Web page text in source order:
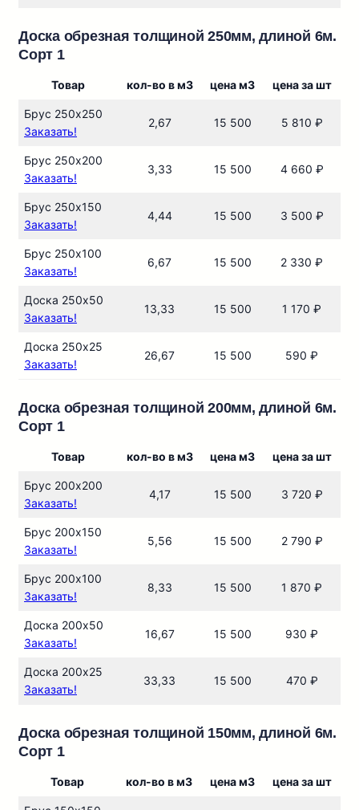
Доска обрезная толщиной 250мм, длиной 6м.
Сорт 1
Товар кол-во в м3 цена м3 цена за шт
Брус 250х250
Заказать!
2,67 15 500 5 810 ₽
Брус 250х200
Заказать!
3,33 15 500 4 660 ₽
Брус 250х150
Заказать!
4,44 15 500 3 500 ₽
Брус 250х100
Заказать!
6,67 15 500 2 330 ₽
Доска 250х50
Заказать!
13,33 15 500 1 170 ₽
Доска 250х25
Заказать!
26,67 15 500 590 ₽
Доска обрезная толщиной 200мм, длиной 6м.
Сорт 1
Товар кол-во в м3 цена м3 цена за шт
Брус 200х200
Заказать!
4,17 15 500 3 720 ₽
Брус 200х150
Заказать!
5,56 15 500 2 790 ₽
Брус 200х100
Заказать!
8,33 15 500 1 870 ₽
Доска 200х50
Заказать!
16,67 15 500 930 ₽
Доска 200х25
Заказать!
33,33 15 500 470 ₽
Доска обрезная толщиной 150мм, длиной 6м.
Сорт 1
Товар кол-во в м3 цена м3 цена за шт